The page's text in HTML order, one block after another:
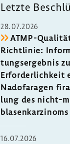
Letzte
28.07.2026
ATMP-​
Richtlinie:
tungs­er­gebnis
Erfor­der­lich­keit
Nado­fa­ragen
lung des nicht-​
bla­sen­kar­zi­noms
16.07.2026